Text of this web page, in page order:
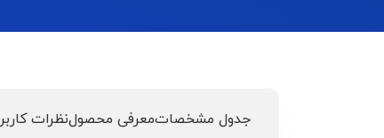
جدول مشخصاتمعرفی محصولنظرات